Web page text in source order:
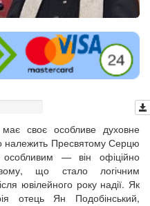
своє особливе духовне
належить Пресвятому Серцю
— він офіційно
що стало логічним
ювілейного року надії. Як
отець Ян Подобінський,